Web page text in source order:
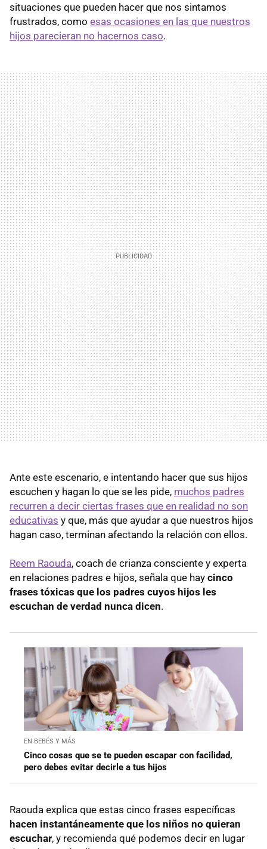
situaciones que pueden hacer que nos sintamos
frustrados, como esas ocasiones en las que nuestros
hijos parecieran no hacernos caso.
Ante este escenario, e intentando hacer que sus hijos
escuchen y hagan lo que se les pide, muchos padres
recurren a decir ciertas frases que en realidad no son
educativas y que, más que ayudar a que nuestros hijos
hagan caso, terminan afectando la relación con ellos.
Reem Raouda, coach de crianza consciente y experta
en relaciones padres e hijos, señala que hay cinco
frases tóxicas que los padres cuyos hijos les
escuchan de verdad nunca dicen.
EN BEBÉS Y MÁS
Cinco cosas que se te pueden escapar con facilidad,
pero debes evitar decirle a tus hijos
Raouda explica que estas cinco frases específicas
hacen instantáneamente que los niños no quieran
escuchar, y recomienda qué podemos decir en lugar